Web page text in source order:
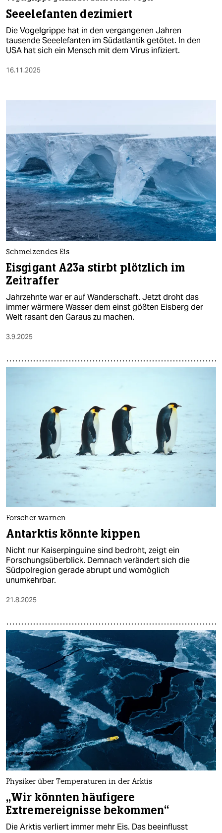
Seeelefanten dezimiert
Die Vogelgrippe hat in den vergangenen Jahren
tausende Seeelefanten im Südatlantik getötet. In den
USA hat sich ein Mensch mit dem Virus infiziert.
16.11.2025
Schmelzendes Eis
Eisgigant A23a stirbt plötzlich im
Zeitraffer
Jahrzehnte war er auf Wanderschaft. Jetzt droht das
immer wärmere Wasser dem einst gößten Eisberg der
Welt rasant den Garaus zu machen.
3.9.2025
Forscher warnen
Antarktis könnte kippen
Nicht nur Kaiserpinguine sind bedroht, zeigt ein
Forschungsüberblick. Demnach verändert sich die
Südpolregion gerade abrupt und womöglich
unumkehrbar.
21.8.2025
Physiker über Temperaturen in der Arktis
„Wir könnten häufigere
Extremereignisse bekommen“
Die Arktis verliert immer mehr Eis. Das beeinflusst